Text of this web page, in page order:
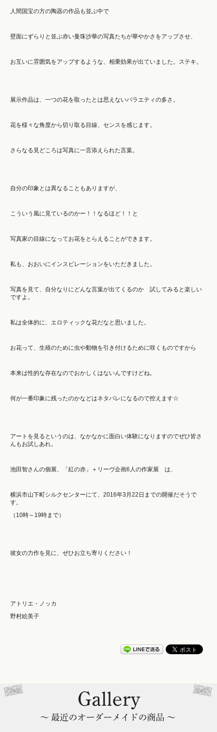
人間国宝の方の陶器の作品も並ぶ中で
壁面にずらりと並ぶ赤い曼珠沙華の写真たちが華やかさをアップさせ、
お互いに雰囲気をアップするような、相乗効果が出ていました。ステキ。
展示作品は、一つの花を取ったとは思えないバラエティの多さ。
花を様々な角度から切り取る目線、センスを感じます。
さらなる見どころは写真に一言添えられた言葉。
自分の印象とは異なることもありますが、
こういう風に見ているのかー！！なるほど！！と
写真家の目線になってお花をとらえることができます。
私も、おおいにインスピレーションをいただきました。
写真を見て、自分なりにどんな言葉が出てくるのか 試してみると楽しい
ですよ。
私は全体的に、エロティックな花だなと思いました。
お花って、生殖のために虫や動物を引き付けるために咲くものですから
本来は性的な存在なのでおかしくはないんですけどね。
何が一番印象に残ったのかなどはネタバレになるので控えます☆
アートを見るというのは、なかなかに面白い体験になりますのでぜひ皆さ
んもお試しあれ。
池田智さんの個展、「紅の赤」＋リーヴ企画6人の作家展 は、
横浜市山下町シルクセンターにて、2016年3月22日までの開催だそうで
す。
（10時～19時まで）
彼女の力作を見に、ぜひお立ち寄りください！
アトリエ・ノッカ
野村絵美子